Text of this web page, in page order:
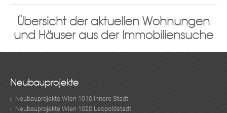
Übersicht der aktuellen Wohnungen
und Häuser aus der Immobiliensuche
Neubauprojekte
Neubauprojekte Wien 1010 Innere Stadt
Neubauprojekte Wien 1020 Leopoldstadt